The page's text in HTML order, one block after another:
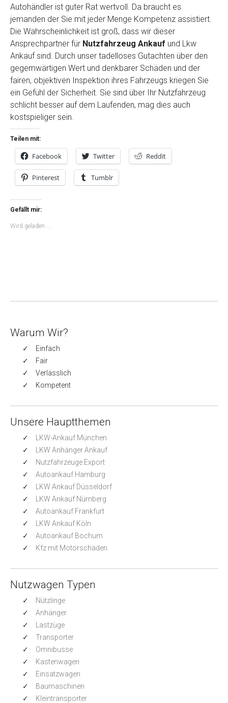
Autohändler ist guter Rat wertvoll. Da braucht es
jemanden der Sie mit jeder Menge Kompetenz assistiert.
Die Wahrscheinlichkeit ist groß, dass wir dieser
Ansprechpartner für Nutzfahrzeug Ankauf und Lkw
Ankauf sind. Durch unser tadelloses Gutachten über den
gegemwärtigen Wert und denkbarer Schäden und der
fairen, objektiven Inspektion ihres Fahrzeugs kriegen Sie
ein Gefühl der Sicherheit. Sie sind über Ihr Nutzfahrzeug
schlicht besser auf dem Laufenden, mag dies auch
kostspieliger sein.
Teilen mit:
Facebook Twitter Reddit
Pinterest Tumblr
Gefällt mir:
Wird geladen …
Warum Wir?
Einfach
Fair
Verlässlich
Kompetent
Unsere Hauptthemen
LKW-Ankauf München
LKW Anhänger Ankauf
Nutzfahrzeuge Export
Autoankauf Hamburg
LKW Ankauf Düsseldorf
LKW Ankauf Nürnberg
Autoankauf Frankfurt
LKW Ankauf Köln
Autoankauf Bochum
Kfz mit Motorschaden
Nutzwagen Typen
Nützlinge
Anhänger
Lastzüge
Transporter
Omnibusse
Kastenwagen
Einsatzwagen
Baumaschinen
Kleintransporter